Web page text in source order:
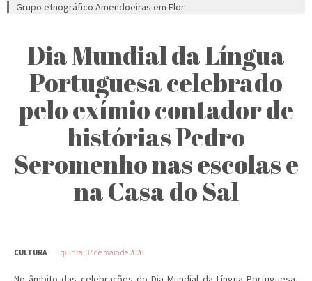
Grupo etnográfico Amendoeiras em Flor
Dia Mundial da Língua
Portuguesa celebrado
pelo exímio contador de
histórias Pedro
Seromenho nas escolas e
na Casa do Sal
CULTURA quinta, 07 de maio de 2026